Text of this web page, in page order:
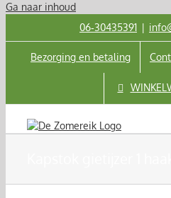
Ga naar inhoud
06‑30435391 |
Bezorging en betaling